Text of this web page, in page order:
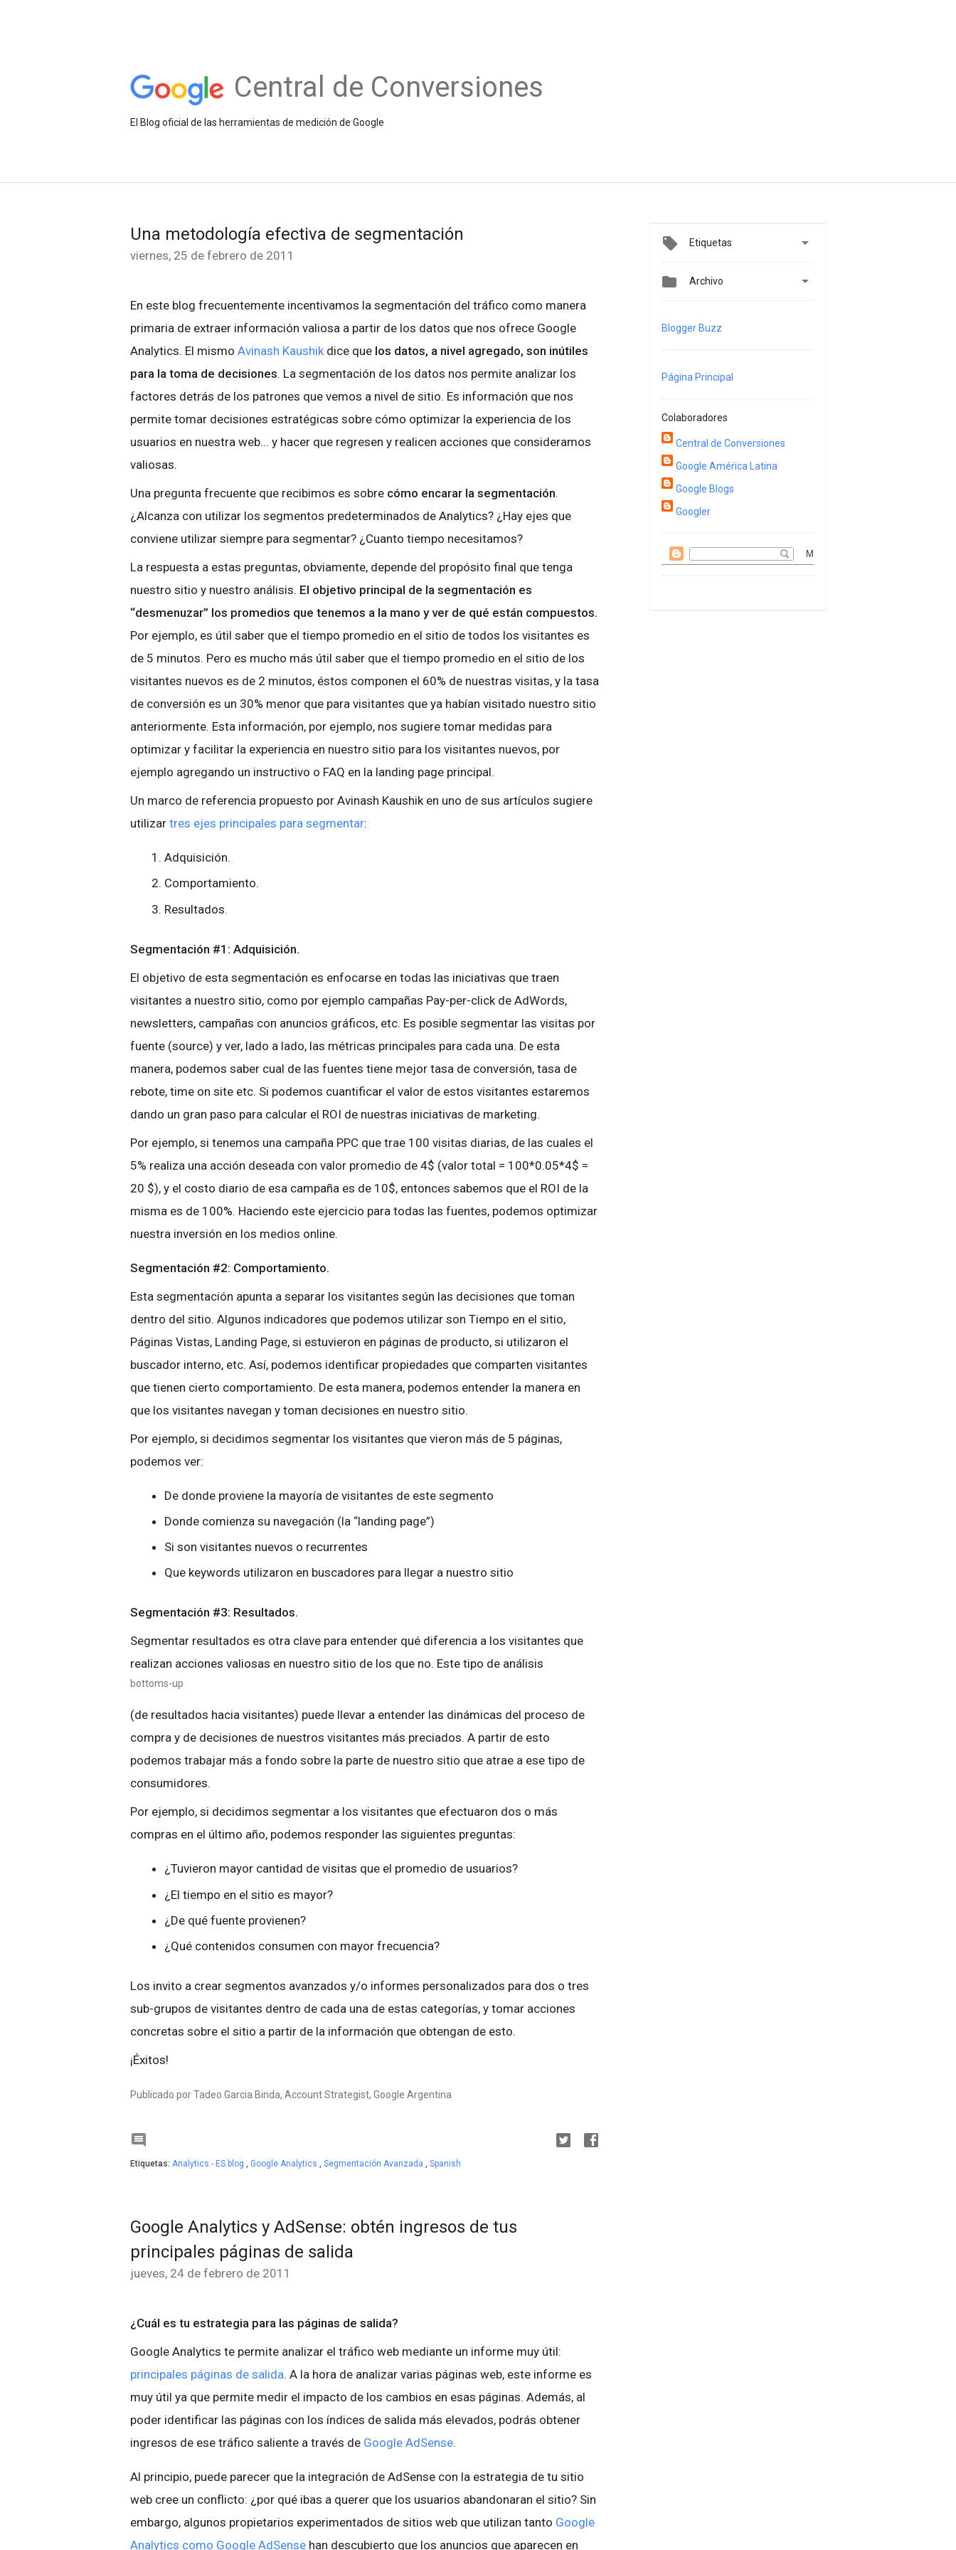
Central de Conversiones
El Blog oficial de las herramientas de medición de Google
Una metodología efectiva de segmentación
viernes, 25 de febrero de 2011
En este blog frecuentemente incentivamos la segmentación del tráfico como manera
primaria de extraer información valiosa a partir de los datos que nos ofrece Google
Analytics. El mismo Avinash Kaushik dice que los datos, a nivel agregado, son inútiles
para la toma de decisiones. La segmentación de los datos nos permite analizar los
factores detrás de los patrones que vemos a nivel de sitio. Es información que nos
permite tomar decisiones estratégicas sobre cómo optimizar la experiencia de los
usuarios en nuestra web... y hacer que regresen y realicen acciones que consideramos
valiosas.
Una pregunta frecuente que recibimos es sobre cómo encarar la segmentación.
¿Alcanza con utilizar los segmentos predeterminados de Analytics? ¿Hay ejes que
conviene utilizar siempre para segmentar? ¿Cuanto tiempo necesitamos?
La respuesta a estas preguntas, obviamente, depende del propósito final que tenga
nuestro sitio y nuestro análisis. El objetivo principal de la segmentación es
“desmenuzar” los promedios que tenemos a la mano y ver de qué están compuestos.
Por ejemplo, es útil saber que el tiempo promedio en el sitio de todos los visitantes es
de 5 minutos. Pero es mucho más útil saber que el tiempo promedio en el sitio de los
visitantes nuevos es de 2 minutos, éstos componen el 60% de nuestras visitas, y la tasa
de conversión es un 30% menor que para visitantes que ya habían visitado nuestro sitio
anteriormente. Esta información, por ejemplo, nos sugiere tomar medidas para
optimizar y facilitar la experiencia en nuestro sitio para los visitantes nuevos, por
ejemplo agregando un instructivo o FAQ en la landing page principal.
Un marco de referencia propuesto por Avinash Kaushik en uno de sus artículos sugiere
utilizar tres ejes principales para segmentar:
Adquisición.
Comportamiento.
Resultados.
Segmentación #1: Adquisición.
El objetivo de esta segmentación es enfocarse en todas las iniciativas que traen
visitantes a nuestro sitio, como por ejemplo campañas Pay-per-click de AdWords,
newsletters, campañas con anuncios gráficos, etc. Es posible segmentar las visitas por
fuente (source) y ver, lado a lado, las métricas principales para cada una. De esta
manera, podemos saber cual de las fuentes tiene mejor tasa de conversión, tasa de
rebote, time on site etc. Si podemos cuantificar el valor de estos visitantes estaremos
dando un gran paso para calcular el ROI de nuestras iniciativas de marketing.
Por ejemplo, si tenemos una campaña PPC que trae 100 visitas diarias, de las cuales el
5% realiza una acción deseada con valor promedio de 4$ (valor total = 100*0.05*4$ =
20 $), y el costo diario de esa campaña es de 10$, entonces sabemos que el ROI de la
misma es de 100%. Haciendo este ejercicio para todas las fuentes, podemos optimizar
nuestra inversión en los medios online.
Segmentación #2: Comportamiento.
Esta segmentación apunta a separar los visitantes según las decisiones que toman
dentro del sitio. Algunos indicadores que podemos utilizar son Tiempo en el sitio,
Páginas Vistas, Landing Page, si estuvieron en páginas de producto, si utilizaron el
buscador interno, etc. Así, podemos identificar propiedades que comparten visitantes
que tienen cierto comportamiento. De esta manera, podemos entender la manera en
que los visitantes navegan y toman decisiones en nuestro sitio.
Por ejemplo, si decidimos segmentar los visitantes que vieron más de 5 páginas,
podemos ver:
De donde proviene la mayoría de visitantes de este segmento
Donde comienza su navegación (la “landing page”)
Si son visitantes nuevos o recurrentes
Que keywords utilizaron en buscadores para llegar a nuestro sitio
Segmentación #3: Resultados.
Segmentar resultados es otra clave para entender qué diferencia a los visitantes que
realizan acciones valiosas en nuestro sitio de los que no. Este tipo de análisis
bottoms-up
(de resultados hacia visitantes) puede llevar a entender las dinámicas del proceso de
compra y de decisiones de nuestros visitantes más preciados. A partir de esto
podemos trabajar más a fondo sobre la parte de nuestro sitio que atrae a ese tipo de
consumidores.
Por ejemplo, si decidimos segmentar a los visitantes que efectuaron dos o más
compras en el último año, podemos responder las siguientes preguntas:
¿Tuvieron mayor cantidad de visitas que el promedio de usuarios?
¿El tiempo en el sitio es mayor?
¿De qué fuente provienen?
¿Qué contenidos consumen con mayor frecuencia?
Los invito a crear segmentos avanzados y/o informes personalizados para dos o tres
sub-grupos de visitantes dentro de cada una de estas categorías, y tomar acciones
concretas sobre el sitio a partir de la información que obtengan de esto.
¡Éxitos!
Publicado por Tadeo Garcia Binda, Account Strategist, Google Argentina

Etiquetas: Analytics - ES blog , Google Analytics , Segmentación Avanzada , Spanish
Google Analytics y AdSense: obtén ingresos de tus
principales páginas de salida
jueves, 24 de febrero de 2011
¿Cuál es tu estrategia para las páginas de salida?
Google Analytics te permite analizar el tráfico web mediante un informe muy útil:
principales páginas de salida. A la hora de analizar varias páginas web, este informe es
muy útil ya que permite medir el impacto de los cambios en esas páginas. Además, al
poder identificar las páginas con los índices de salida más elevados, podrás obtener
ingresos de ese tráfico saliente a través de Google AdSense.
Al principio, puede parecer que la integración de AdSense con la estrategia de tu sitio
web cree un conflicto: ¿por qué ibas a querer que los usuarios abandonaran el sitio? Sin
embargo, algunos propietarios experimentados de sitios web que utilizan tanto Google
Analytics como Google AdSense han descubierto que los anuncios que aparecen en
Etiquetas 
 Archivo 
Blogger Buzz
Página Principal
Colaboradores
Central de Conversiones
Google América Latina
Google Blogs
Googler